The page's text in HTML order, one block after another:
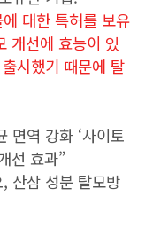
대한 특허를 보유
개선에 효능이 있
시했기 때문에 탈
역 강화 ‘사이토
선 효과”
산삼 성분 탈모방